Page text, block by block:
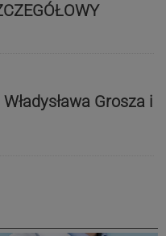
Grosza i